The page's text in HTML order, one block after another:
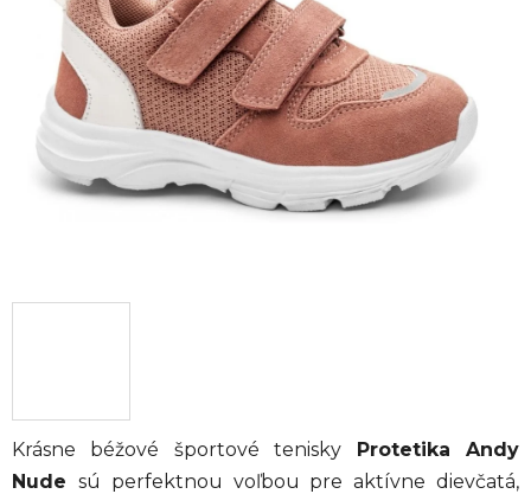
Krásne béžové športové tenisky Protetika Andy
Nude sú perfektnou voľbou pre aktívne dievčatá,
hviezdičiek.